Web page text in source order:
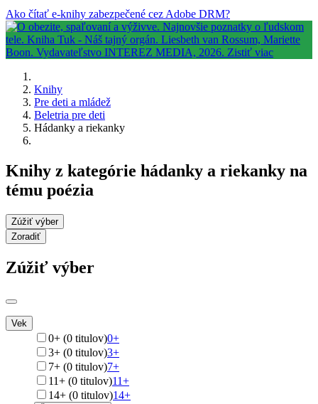
Ako čítať e-knihy zabezpečené cez Adobe DRM?
Knihy
Pre deti a mládež
Beletria pre deti
Hádanky a riekanky
Knihy z kategórie hádanky a riekanky na
tému poézia
Zúžiť výber
Zoradiť
Zúžiť výber
Vek
0+ (0 titulov)0+
3+ (0 titulov)3+
7+ (0 titulov)7+
11+ (0 titulov)11+
14+ (0 titulov)14+